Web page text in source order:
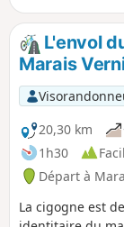
L'envol
Marais
20,30 km
1h30
Départ à
La cigogne est